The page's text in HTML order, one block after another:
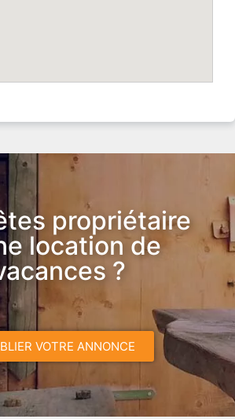
propriétaire
location de
?
VOTRE ANNONCE